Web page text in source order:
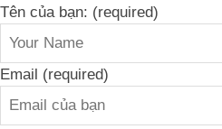
Tên của bạn: (required)
Email (required)